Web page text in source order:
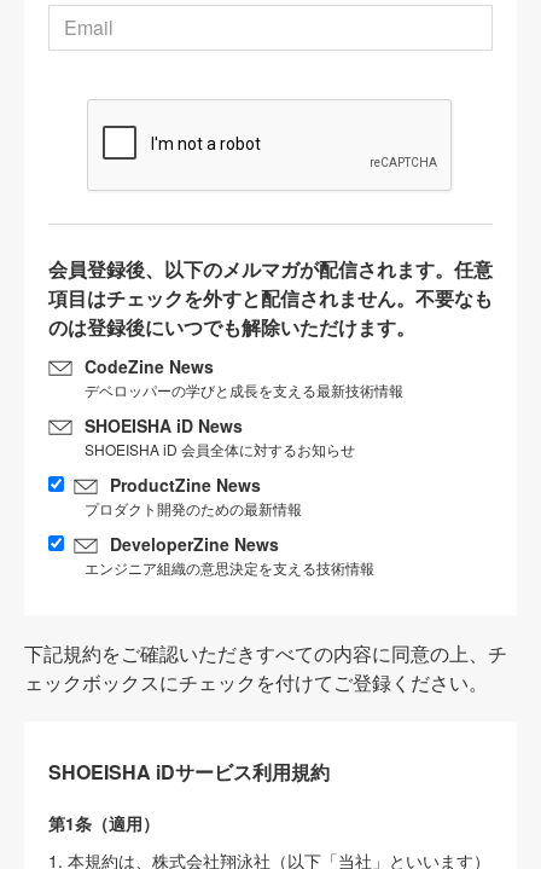
会員登録後、以下のメルマガが配信されます。任意
項目はチェックを外すと配信されません。不要なも
のは登録後にいつでも解除いただけます。
CodeZine News
デベロッパーの学びと成長を支える最新技術情報
SHOEISHA iD News
SHOEISHA iD 会員全体に対するお知らせ
ProductZine News
プロダクト開発のための最新情報
DeveloperZine News
エンジニア組織の意思決定を支える技術情報
下記規約をご確認いただきすべての内容に同意の上、チ
ェックボックスにチェックを付けてご登録ください。
SHOEISHA iDサービス利用規約
第1条（適用）
1. 本規約は、株式会社翔泳社（以下「当社」といいます）